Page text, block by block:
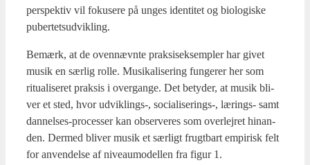
per­spek­tiv vil foku­se­re på unges iden­ti­tet og bio­lo­gi­ske
puber­tets­ud­vik­ling.
Bemærk, at de oven­nævn­te prak­si­s­ek­semp­ler har givet
musik en sær­lig rol­le. Musi­ka­li­se­ring fun­ge­rer her som
ritu­a­li­se­ret prak­sis i over­gan­ge. Det bety­der, at musik bli­
ver et sted, hvor udviklings‑, socialiserings‑, lærings- samt
dan­nel­ses-pro­ces­ser kan obser­ve­res som over­lej­ret hin­an­
den. Der­med bli­ver musik et sær­ligt frugt­bart empi­risk felt
for anven­del­se af niveau­mo­del­len fra figur 1.